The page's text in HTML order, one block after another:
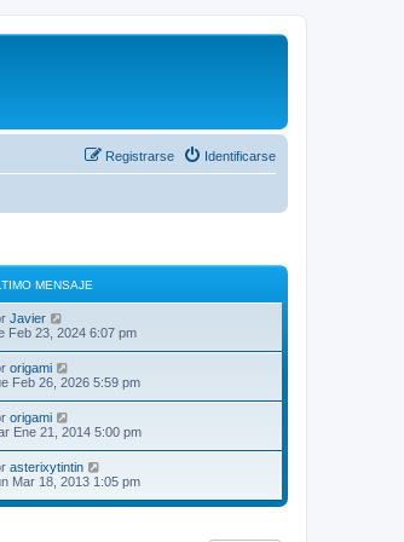
Identificarse
Registrarse
MENSAJE
Javier
e
ú
l
t
i
m
o
m
e
n
s
a
Feb 23, 2024 6:07 pm
origami
e
l
t
i
m
o
m
e
Feb 26, 2026 5:59 pm
origami
e
ú
l
t
i
Ene 21, 2014 5:00 pm
asterixytintin
e
ú
Mar 18, 2013 1:05 pm